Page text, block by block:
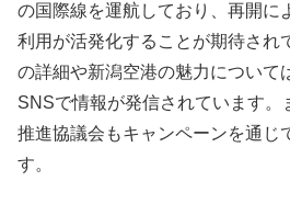
の国際線を運航しており、再開に
利用が活発化することが期待され
の詳細や新潟空港の魅力について
SNSで情報が発信されています。
推進協議会もキャンペーンを通じ
す。